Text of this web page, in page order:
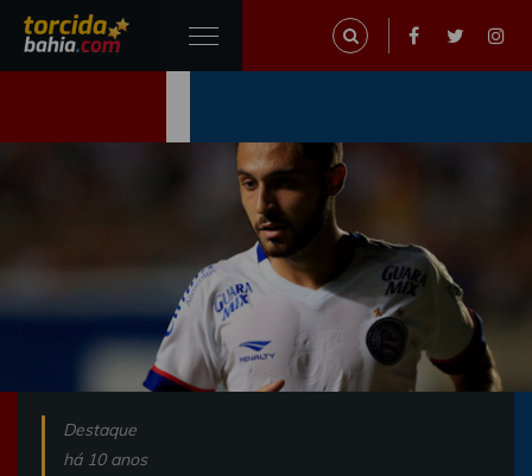
Destaque
há 10 anos